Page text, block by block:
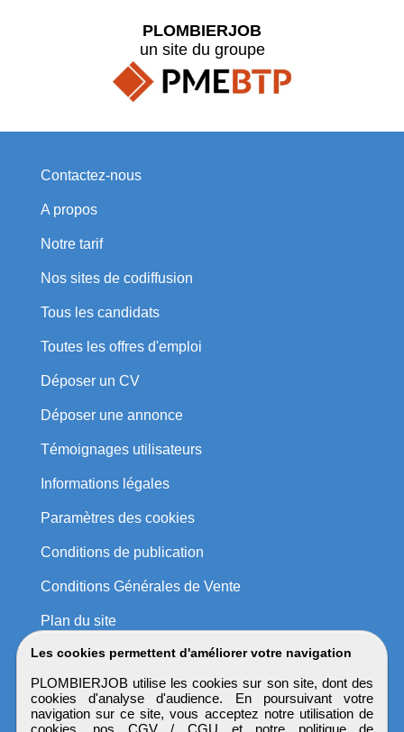
Les cookies permettent d'améliorer votre navigation
PLOMBIERJOB utilise les cookies sur son site, dont des
cookies d'analyse d'audience. En poursuivant votre
navigation sur ce site, vous acceptez notre utilisation de
cookies, nos CGV / CGU et notre politique de
PLOMBIERJOB
un site du groupe
Contactez-nous
A propos
Notre tarif
Nos sites de codiffusion
Tous les candidats
Toutes les offres d'emploi
Déposer un CV
Déposer une annonce
Témoignages utilisateurs
Informations légales
Paramètres des cookies
Conditions de publication
Conditions Générales de Vente
Plan du site